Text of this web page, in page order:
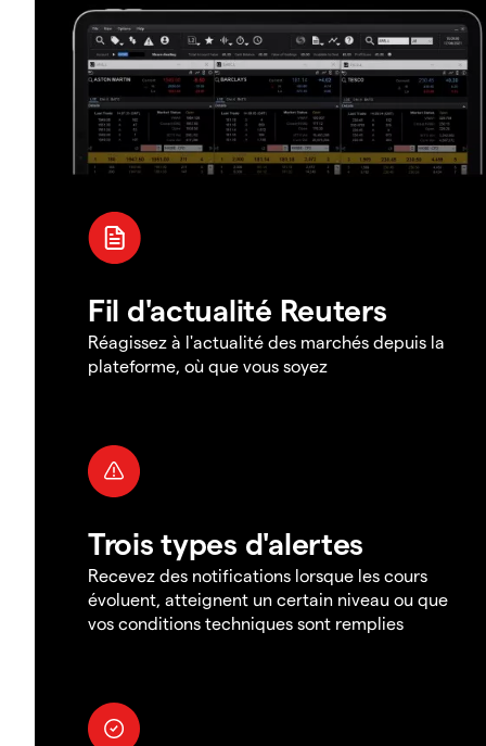
Fil d'actualité Reuters
Réagissez à l'actualité des marchés depuis la
plateforme, où que vous soyez
Trois types d'alertes
Recevez des notifications lorsque les cours
évoluent, atteignent un certain niveau ou que
vos conditions techniques sont remplies